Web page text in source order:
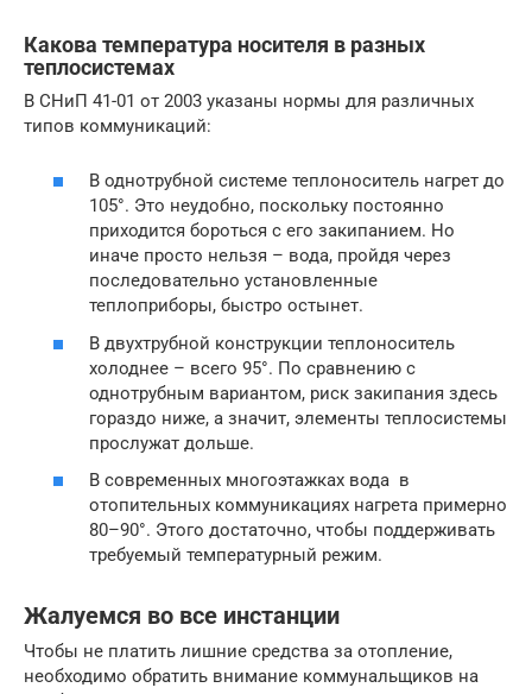
Какова температура носителя в разных
теплосистемах
В СНиП 41-01 от 2003 указаны нормы для различных
типов коммуникаций:
В однотрубной системе теплоноситель нагрет до
105°. Это неудобно, поскольку постоянно
приходится бороться с его закипанием. Но
иначе просто нельзя – вода, пройдя через
последовательно установленные
теплоприборы, быстро остынет.
В двухтрубной конструкции теплоноситель
холоднее – всего 95°. По сравнению с
однотрубным вариантом, риск закипания здесь
гораздо ниже, а значит, элементы теплосистемы
прослужат дольше.
В современных многоэтажках вода в
отопительных коммуникациях нагрета примерно
80–90°. Этого достаточно, чтобы поддерживать
требуемый температурный режим.
Жалуемся во все инстанции
Чтобы не платить лишние средства за отопление,
необходимо обратить внимание коммунальщиков на